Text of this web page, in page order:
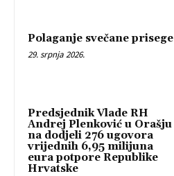
Polaganje svečane prisege
29. srpnja 2026.
Predsjednik Vlade RH
Andrej Plenković u Orašju
na dodjeli 276 ugovora
vrijednih 6,95 milijuna
eura potpore Republike
Hrvatske